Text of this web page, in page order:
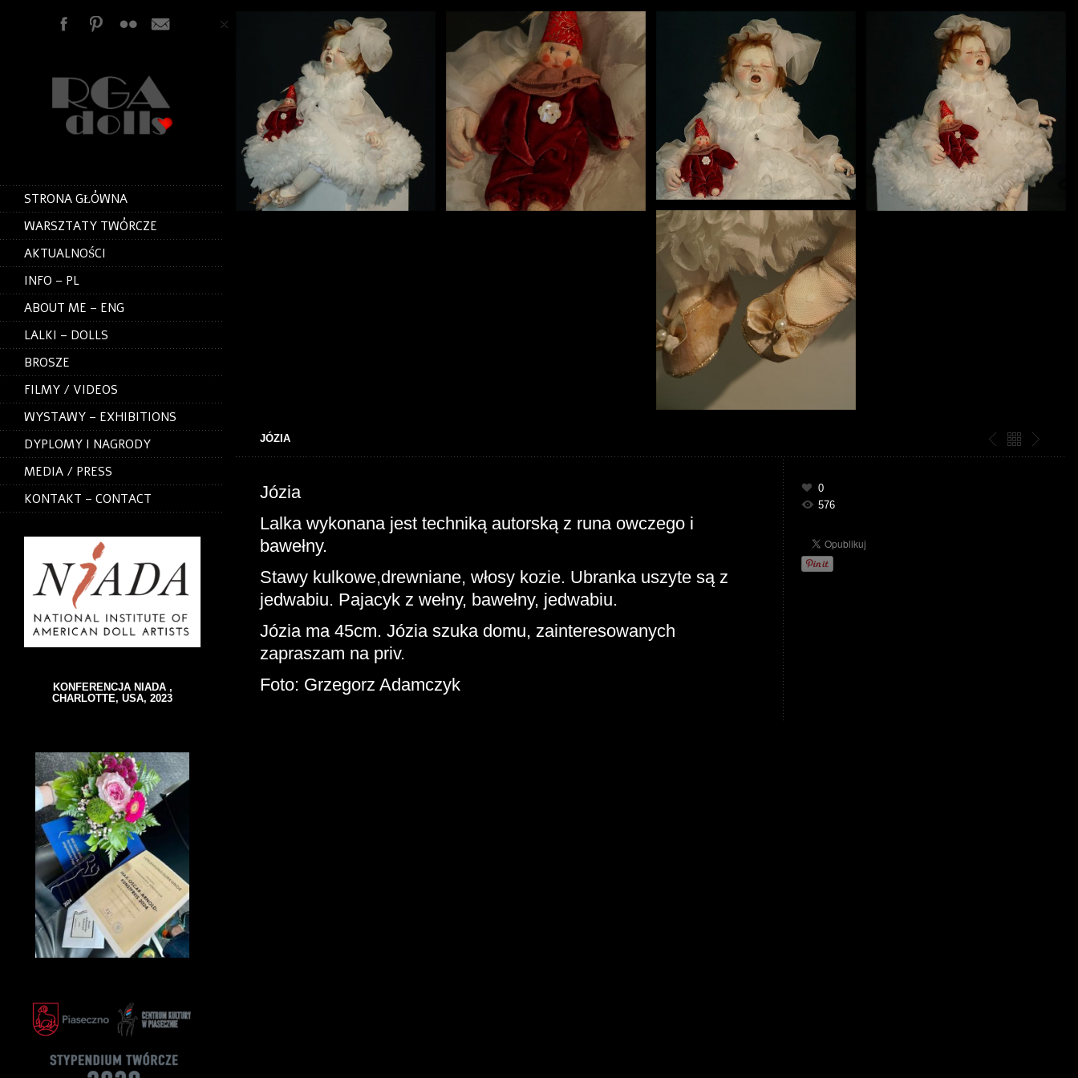
STRONA GŁÓWNA
WARSZTATY TWÓRCZE
AKTUALNOŚCI
INFO – PL
ABOUT ME – ENG
LALKI – DOLLS
BROSZE
FILMY / VIDEOS
WYSTAWY – EXHIBITIONS
DYPLOMY I NAGRODY
MEDIA / PRESS
KONTAKT – CONTACT
KONFERENCJA NIADA ,
CHARLOTTE, USA, 2023
JÓZIA
Józia
Lalka wykonana jest techniką autorską z runa owczego i
bawełny.
Stawy kulkowe,drewniane, włosy kozie. Ubranka uszyte są z
jedwabiu. Pajacyk z wełny, bawełny, jedwabiu.
Józia ma 45cm. Józia szuka domu, zainteresowanych
zapraszam na priv.
Foto: Grzegorz Adamczyk
0
576